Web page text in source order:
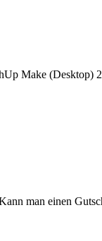
Make (Desktop)
man einen